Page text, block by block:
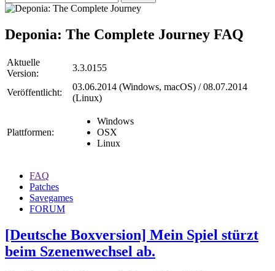
Deponia: The Complete Journey FAQ
Aktuelle
Version:
3.3.0155
Veröffentlicht:
03.06.2014 (Windows, macOS) / 08.07.2014
(Linux)
Plattformen:
Windows
OSX
Linux
FAQ
Patches
Savegames
FORUM
[Deutsche Boxversion] Mein Spiel stürzt
beim Szenenwechsel ab.